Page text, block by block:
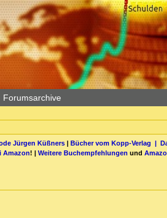
Forumsarchive
Jürgen Küßners| Bücher vom Kopp-Verlag |
Amazon! | Weitere Buchempfehlungen und